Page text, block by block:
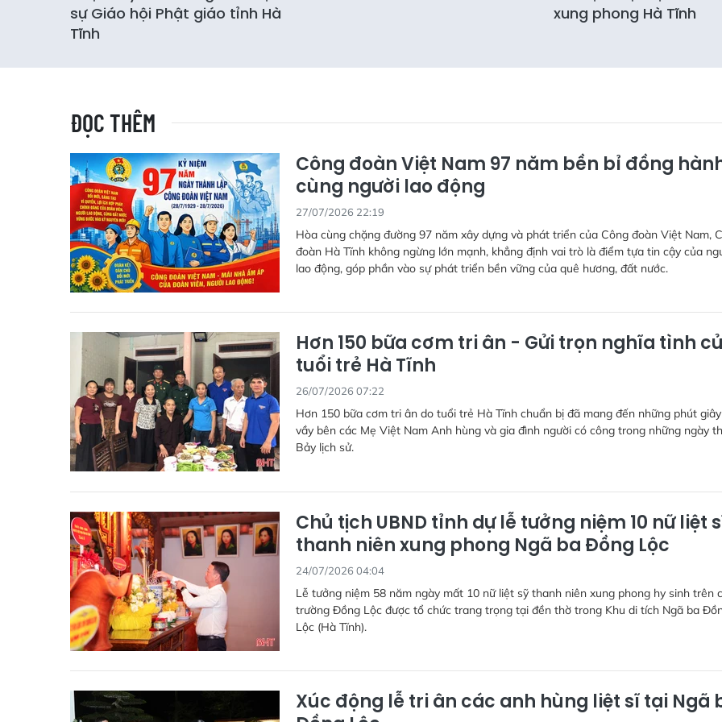
sự Giáo hội Phật giáo tỉnh Hà
Tĩnh
xung phong Hà Tĩnh
ĐỌC THÊM
Công đoàn Việt Nam 97 năm bền bỉ đồng
cùng người lao động
27/07/2026 22:19
Hòa cùng chặng đường 97 năm xây dựng và phát triển của Công đoàn Việt Nam,
đoàn Hà Tĩnh không ngừng lớn mạnh, khẳng định vai trò là điểm tựa tin cậy của
lao động, góp phần vào sự phát triển bền vững của quê hương, đất nước.
Hơn 150 bữa cơm tri ân - Gửi trọn nghĩa tình
tuổi trẻ Hà Tĩnh
26/07/2026 07:22
Hơn 150 bữa cơm tri ân do tuổi trẻ Hà Tĩnh chuẩn bị đã mang đến những phút
vầy bên các Mẹ Việt Nam Anh hùng và gia đình người có công trong những ngày
Bảy lịch sử.
Chủ tịch UBND tỉnh dự lễ tưởng niệm 10 nữ liệt
thanh niên xung phong Ngã ba Đồng Lộc
24/07/2026 04:04
Lễ tưởng niệm 58 năm ngày mất 10 nữ liệt sỹ thanh niên xung phong hy sinh trên
trường Đồng Lộc được tổ chức trang trọng tại đền thờ trong Khu di tích Ngã ba
Lộc (Hà Tĩnh).
Xúc động lễ tri ân các anh hùng liệt sĩ tại Ngã